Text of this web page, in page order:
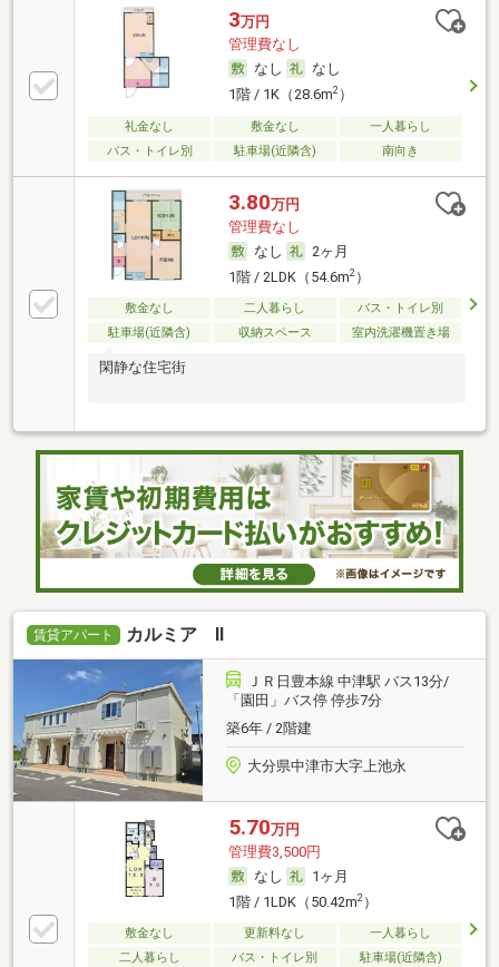
3万円
管理費なし
なし
なし
1階 / 1K（28.6m2）
礼金なし 敷金なし
一人暮らし
バス・トイレ別
駐車場(近隣含) 南向き
3.80万円
管理費なし
なし
2ヶ月
1階 / 2LDK（54.6m2）
敷金なし 二人暮らし
バス・トイレ別
駐車場(近隣含)
収納スペース 室内洗濯機置き場
閑静な住宅街
賃貸アパート カルミア Ⅱ
ＪＲ日豊本線 中津駅 バス13分/
「園田」バス停 停歩7分
築6年 / 2階建
大分県中津市大字上池永
5.70万円
管理費3,500円
なし
1ヶ月
1階 / 1LDK（50.42m2）
敷金なし 更新料なし
一人暮らし
二人暮らし
バス・トイレ別 駐車場(近隣含)